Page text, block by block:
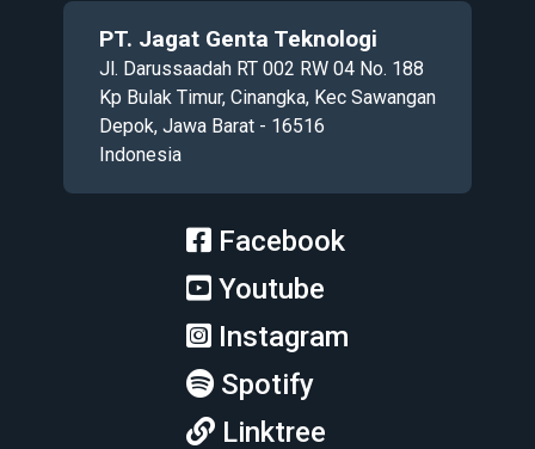
PT. Jagat Genta Teknologi
Jl. Darussaadah RT 002 RW 04 No. 188
Kp Bulak Timur, Cinangka, Kec Sawangan
Depok, Jawa Barat - 16516
Indonesia
Facebook
Youtube
Instagram
Spotify
Linktree